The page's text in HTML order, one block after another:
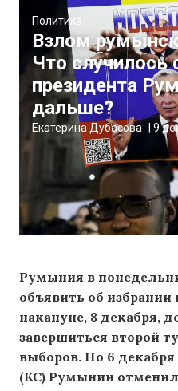
Политика
Взлом
Что
президента
дальше?
Екатерина Дубасова 9
Румыния в
объявить об избрании
накануне, 8 декабря,
завершиться второй
выборов. Но 6
(КС) Румынии отменил